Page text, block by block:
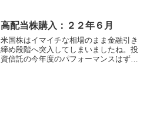
らまだ良かったのですが、４５円の減配
がとてつもないネガテ...
高配当株購入：２２年６月
米国株はイマイチな相場のまま金融引き
締め段階へ突入してしまいましたね。投
資信託の今年度のパフォーマンスはずっ